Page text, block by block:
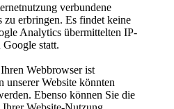
verbundene
zu erbringen. Es findet keine
Analytics übermittelten IP-
statt.
Webbrowser ist
unserer Website könnten
Ebenso können Sie die